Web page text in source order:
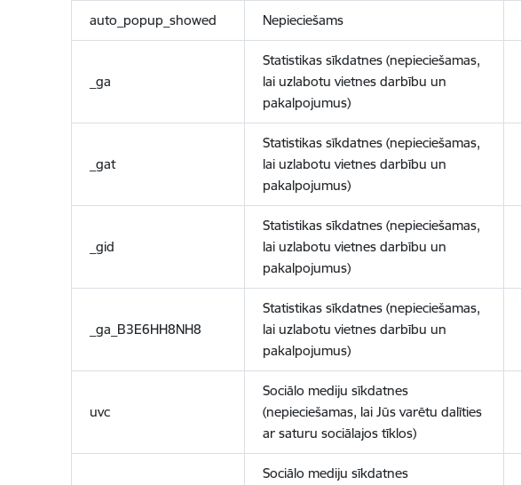
auto_popup_showed Nepieciešams
_ga
Statistikas sīkdatnes (nepieciešamas,
lai uzlabotu vietnes darbību un
pakalpojumus)
_gat
Statistikas sīkdatnes (nepieciešamas,
lai uzlabotu vietnes darbību un
pakalpojumus)
_gid
Statistikas sīkdatnes (nepieciešamas,
lai uzlabotu vietnes darbību un
pakalpojumus)
_ga_B3E6HH8NH8
Statistikas sīkdatnes (nepieciešamas,
lai uzlabotu vietnes darbību un
pakalpojumus)
uvc
Sociālo mediju sīkdatnes
(nepieciešamas, lai Jūs varētu dalīties
ar saturu sociālajos tīklos)
Sociālo mediju sīkdatnes